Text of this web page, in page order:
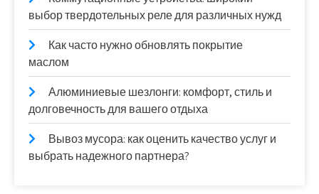
выбор твердотельных реле для различных нужд
Как часто нужно обновлять покрытие
маслом
Алюминиевые шезлонги: комфорт, стиль и
долговечность для вашего отдыха
Вывоз мусора: как оценить качество услуг и
выбрать надежного партнера?